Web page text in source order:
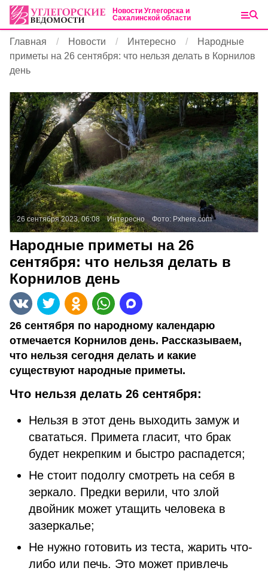
Новости Углегорска и
Сахалинской области
Главная Новости Интересно
Народные
приметы на 26 сентября: что нельзя делать в Корнилов
день
26 сентября 2023, 06:08 Интересно Фото: Pxhere.com
Народные приметы на 26
сентября: что нельзя делать в
Корнилов день
26 сентября по народному календарю
отмечается Корнилов день. Рассказываем,
что нельзя сегодня делать и какие
существуют народные приметы.
Что нельзя делать 26 сентября:
Нельзя в этот день выходить замуж и
свататься. Примета гласит, что брак
будет некрепким и быстро распадется;
Не стоит подолгу смотреть на себя в
зеркало. Предки верили, что злой
двойник может утащить человека в
зазеркалье;
Не нужно готовить из теста, жарить что-
либо или печь. Это может привлечь